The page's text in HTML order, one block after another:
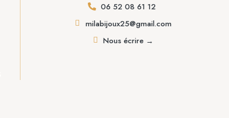
06 52 08 61 12
milabijoux25@gmail.com
Nous écrire →